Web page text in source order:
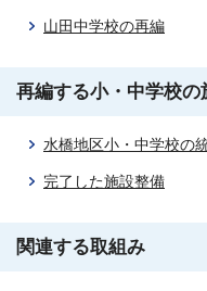
山田中学校の再編
再編する小・中学校の
水橋地区小・中学校の
完了した施設整備
関連する取組み